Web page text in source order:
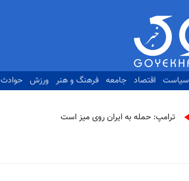
سیاست اقتصاد جامعه فرهنگ و هنر ورزش حوادث
ترامپ: حمله به ایران روی میز است